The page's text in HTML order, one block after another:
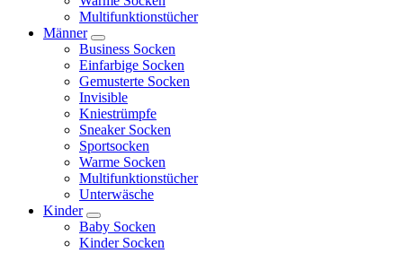
Multifunktionstücher
Männer
Business Socken
Einfarbige Socken
Gemusterte Socken
Invisible
Kniestrümpfe
Sneaker Socken
Sportsocken
Warme Socken
Multifunktionstücher
Unterwäsche
Kinder
Baby Socken
Kinder Socken